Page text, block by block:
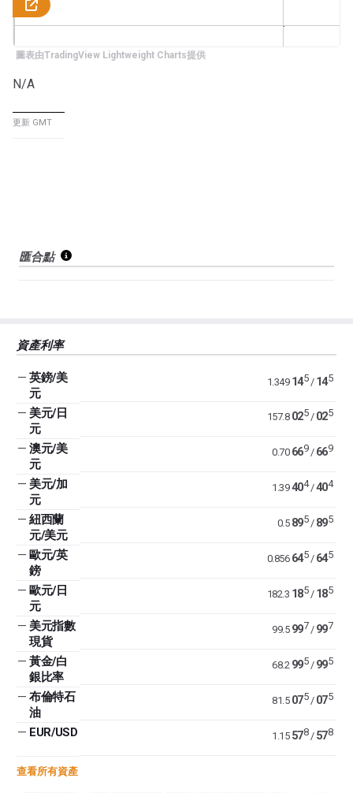
圖表由TradingView Lightweight Charts提供
N/A
更新 GMT
匯合點
資產利率
— 英鎊/美
元
1.349 145/ 145
— 美元/日
元
157.8 025/ 025
— 澳元/美
元
0.70 669/ 669
— 美元/加
元
1.39 404/404
— 紐西蘭
元/美元
0.5 895/ 895
— 歐元/英
鎊
0.856 645/ 645
— 歐元/日
元
182.3 185/ 185
— 美元指數
現貨
99.5 997 / 997
— 黃金/白
銀比率
68.2 995/ 995
— 布倫特石
油
81.5 075/ 075
— EUR/USD 1.15 578/ 578
查看所有資產